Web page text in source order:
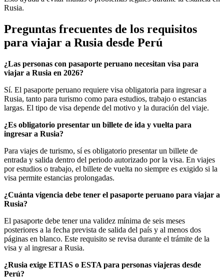
Rusia.
Preguntas frecuentes de los requisitos
para viajar a Rusia desde Perú
¿Las personas con pasaporte peruano necesitan visa para
viajar a Rusia en 2026?
Sí. El pasaporte peruano requiere visa obligatoria para ingresar a
Rusia, tanto para turismo como para estudios, trabajo o estancias
largas. El tipo de visa depende del motivo y la duración del viaje.
¿Es obligatorio presentar un billete de ida y vuelta para
ingresar a Rusia?
Para viajes de turismo, sí es obligatorio presentar un billete de
entrada y salida dentro del periodo autorizado por la visa. En viajes
por estudios o trabajo, el billete de vuelta no siempre es exigido si la
visa permite estancias prolongadas.
¿Cuánta vigencia debe tener el pasaporte peruano para viajar a
Rusia?
El pasaporte debe tener una validez mínima de seis meses
posteriores a la fecha prevista de salida del país y al menos dos
páginas en blanco. Este requisito se revisa durante el trámite de la
visa y al ingresar a Rusia.
¿Rusia exige ETIAS o ESTA para personas viajeras desde
Perú?